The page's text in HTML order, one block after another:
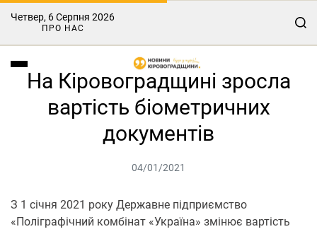
Четвер, 6 Серпня 2026
ПРО НАС
На Кіровоградщині зросла
вартість біометричних
документів
04/01/2021
З 1 січня 2021 року Державне підприємство
«Поліграфічний комбінат «Україна» змінює вартість